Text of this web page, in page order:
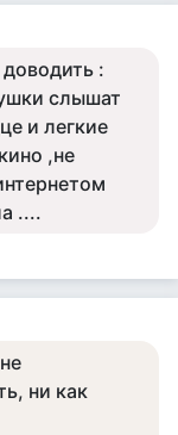
:
слышат
и легкие
,не
....
ни как